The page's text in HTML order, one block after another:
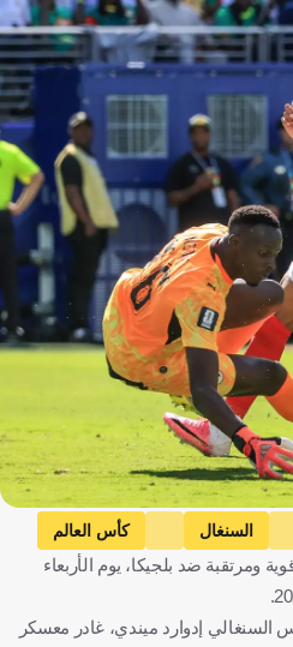
السنغال
كأس العالم
إدوارد ميندي
السنغال
ومرتقبة ضد بلجيكا، يوم الأربعاء
السنغالي إدوارد ميندي، غادر معسكر